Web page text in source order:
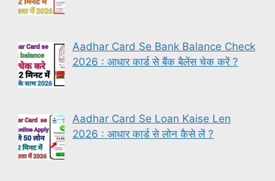
Aadhar Card Se Bank Balance Check
2026 : आधार कार्ड से बैंक बैलेंस चेक करें ?
Aadhar Card Se Loan Kaise Len
2026 : आधार कार्ड से लोन कैसे लें ?